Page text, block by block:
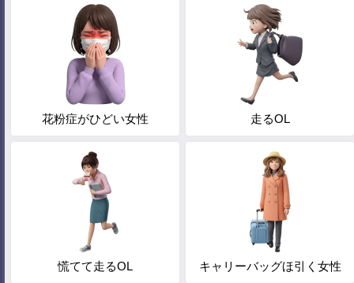
花粉症がひどい女性 走るOL
慌てて走るOL キャリーバッグほ引く女性